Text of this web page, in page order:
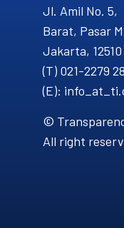
Jl. Amil No. 5,
Barat, Pasar
Jakarta, 12510
(T) 021-2279
(E):
©
All right